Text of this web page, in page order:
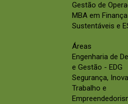
Gestão de
MBA em
Sustentáveis e
Áreas
Engenharia de
e Gestão - EDG
Segurança,
Trabalho e